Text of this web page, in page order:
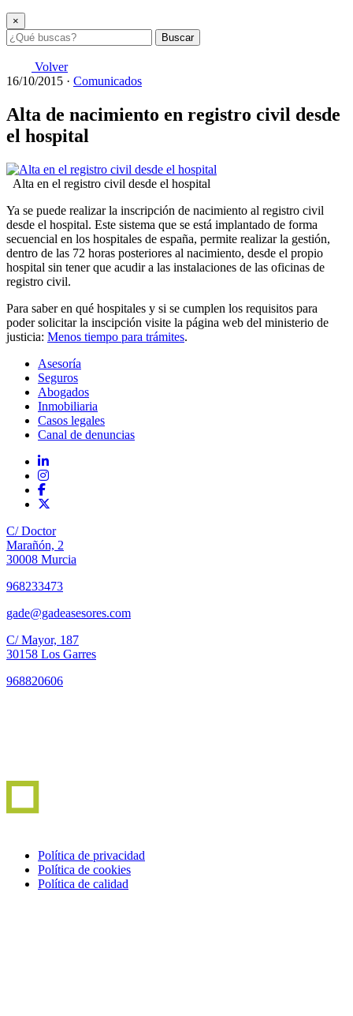
×
Buscar
Volver
16/10/2015 · Comunicados
Alta de nacimiento en registro civil desde
el hospital
Alta en el registro civil desde el hospital
Ya se puede realizar la inscripción de nacimiento al registro civil
desde el hospital. Este sistema que se está implantado de forma
secuencial en los hospitales de españa, permite realizar la gestión,
dentro de las 72 horas posteriores al nacimiento, desde el propio
hospital sin tener que acudir a las instalaciones de las oficinas de
registro civil.
Para saber en qué hospitales y si se cumplen los requisitos para
poder solicitar la inscipción visite la página web del ministerio de
justicia: Menos tiempo para trámites.
Asesoría
Seguros
Abogados
Inmobiliaria
Casos legales
Canal de denuncias
C/ Doctor
Marañón, 2
30008 Murcia
968233473
gade@gadeasesores.com
C/ Mayor, 187
30158 Los Garres
968820606
Política de privacidad
Política de cookies
Política de calidad